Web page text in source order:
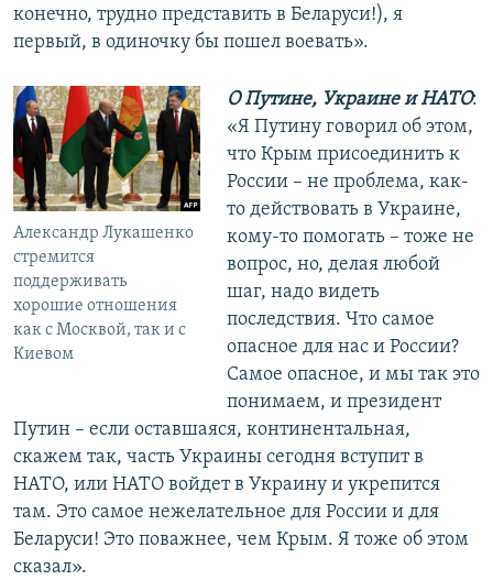
конечно, трудно представить в Беларуси!), я
первый, в одиночку бы пошел воевать».
Александр Лукашенко
стремится
поддерживать
хорошие отношения
как с Москвой, так и с
Киевом
О Путине, Украине и НАТО:
«Я Путину говорил об этом,
что Крым присоединить к
России – не проблема, как-
то действовать в Украине,
кому-то помогать – тоже не
вопрос, но, делая любой
шаг, надо видеть
последствия. Что самое
опасное для нас и России?
Самое опасное, и мы так это
понимаем, и президент
Путин – если оставшаяся, континентальная,
скажем так, часть Украины сегодня вступит в
НАТО, или НАТО войдет в Украину и укрепится
там. Это самое нежелательное для России и для
Беларуси! Это поважнее, чем Крым. Я тоже об этом
сказал».